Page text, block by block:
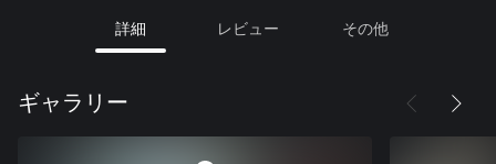
詳細 レビュー その他
ギャラリー